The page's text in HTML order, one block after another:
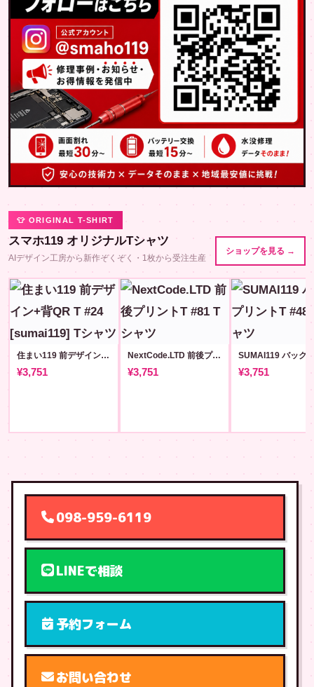
👕 ORIGINAL T-SHIRT
スマホ119 オリジナルTシャツ
AIデザイン工房から新作ぞくぞく・1枚から受注生産
ショップを見る →
住まい119 前デザイン+背QR T #24 [sumai119]
¥3,751
NextCode.LTD 前後プリントT #81
¥3,751 ¥3,751
098-959-6119
LINEで相談
予約フォーム
お問い合わせ